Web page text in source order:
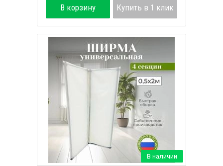
В корзину Купить в 1 клик
В наличии